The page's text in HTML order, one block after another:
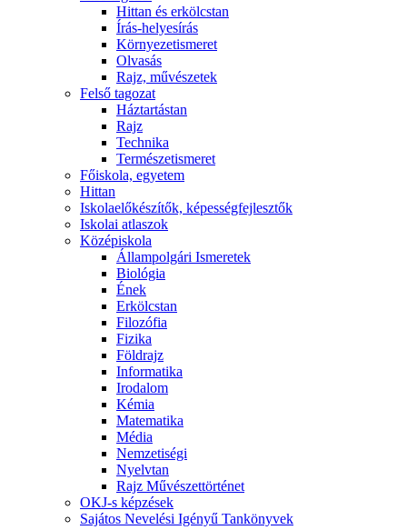
Hittan és erkölcstan
Írás-helyesírás
Környezetismeret
Olvasás
Rajz, művészetek
Felső tagozat
Háztartástan
Rajz
Technika
Természetismeret
Főiskola, egyetem
Hittan
Iskolaelőkészítők, képességfejlesztők
Iskolai atlaszok
Középiskola
Állampolgári Ismeretek
Biológia
Ének
Erkölcstan
Filozófia
Fizika
Földrajz
Informatika
Irodalom
Kémia
Matematika
Média
Nemzetiségi
Nyelvtan
Rajz Művészettörténet
OKJ-s képzések
Sajátos Nevelési Igényű Tankönyvek